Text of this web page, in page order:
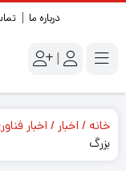
درباره ما
|
خانه اخبار اخبار
بزرگ